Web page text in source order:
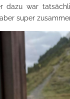
dazu war
super